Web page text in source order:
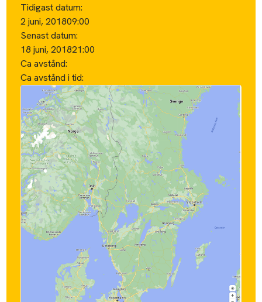
Tidigast datum:
2 juni, 201809:00
Senast datum:
18 juni, 201821:00
Ca avstånd:
Ca avstånd i tid: